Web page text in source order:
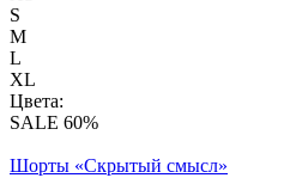
S
M
L
XL
Цвета:
SALE 60%
Шорты «Скрытый смысл»